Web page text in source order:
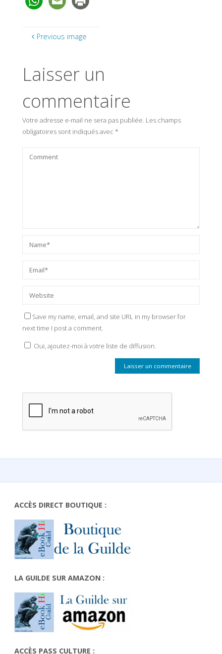
Previous image
Laisser un
commentaire
Votre adresse e-mail ne sera pas publiée. Les champs
obligatoires sont indiqués avec *
Save my name, email, and site URL in my browser for
next time I post a comment.
Oui, ajoutez-moi à votre liste de diffusion.
ACCÈS DIRECT BOUTIQUE :
LA GUILDE SUR AMAZON :
ACCÈS PASS CULTURE :